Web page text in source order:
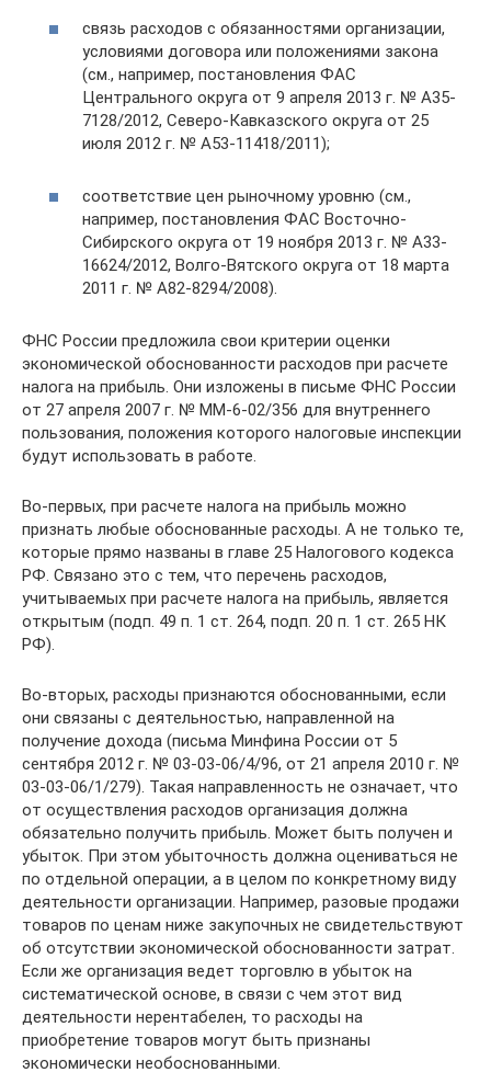
связь расходов с обязанностями организации,
условиями договора или положениями закона
(см., например, постановления ФАС
Центрального округа от 9 апреля 2013 г. № А35-
7128/2012, Северо-Кавказского округа от 25
июля 2012 г. № А53-11418/2011);
соответствие цен рыночному уровню (см.,
например, постановления ФАС Восточно-
Сибирского округа от 19 ноября 2013 г. № А33-
16624/2012, Волго-Вятского округа от 18 марта
2011 г. № А82-8294/2008).
ФНС России предложила свои критерии оценки
экономической обоснованности расходов при расчете
налога на прибыль. Они изложены в письме ФНС России
от 27 апреля 2007 г. № ММ-6-02/356 для внутреннего
пользования, положения которого налоговые инспекции
будут использовать в работе.
Во-первых, при расчете налога на прибыль можно
признать любые обоснованные расходы. А не только те,
которые прямо названы в главе 25 Налогового кодекса
РФ. Связано это с тем, что перечень расходов,
учитываемых при расчете налога на прибыль, является
открытым (подп. 49 п. 1 ст. 264, подп. 20 п. 1 ст. 265 НК
РФ).
Во-вторых, расходы признаются обоснованными, если
они связаны с деятельностью, направленной на
получение дохода (письма Минфина России от 5
сентября 2012 г. № 03-03-06/4/96, от 21 апреля 2010 г. №
03-03-06/1/279). Такая направленность не означает, что
от осуществления расходов организация должна
обязательно получить прибыль. Может быть получен и
убыток. При этом убыточность должна оцениваться не
по отдельной операции, а в целом по конкретному виду
деятельности организации. Например, разовые продажи
товаров по ценам ниже закупочных не свидетельствуют
об отсутствии экономической обоснованности затрат.
Если же организация ведет торговлю в убыток на
систематической основе, в связи с чем этот вид
деятельности нерентабелен, то расходы на
приобретение товаров могут быть признаны
экономически необоснованными.